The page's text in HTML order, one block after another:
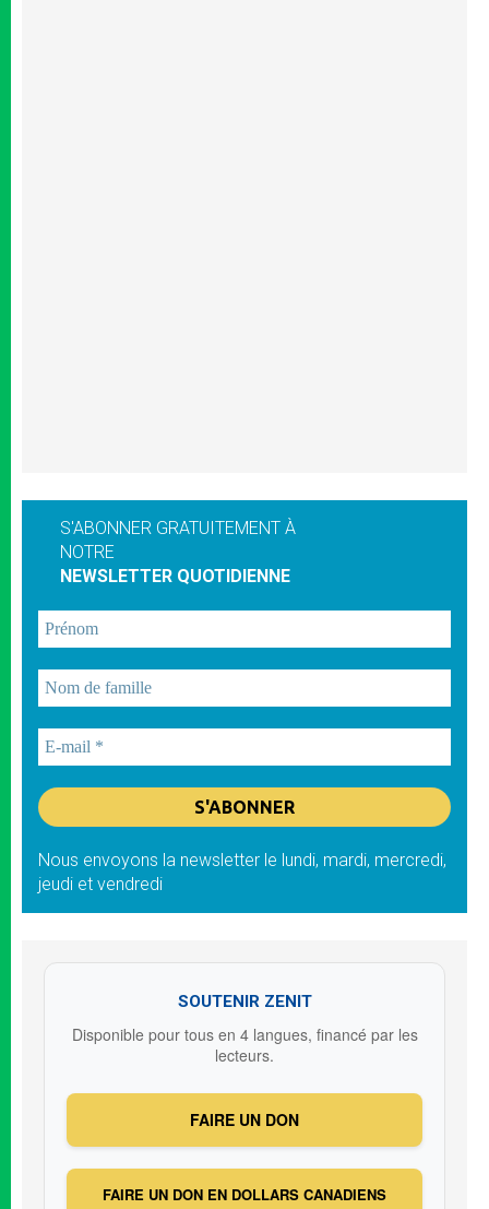
S'ABONNER GRATUITEMENT À
NOTRE
NEWSLETTER QUOTIDIENNE
Nous envoyons la newsletter le lundi, mardi, mercredi,
jeudi et vendredi
SOUTENIR ZENIT
Disponible pour tous en 4 langues, financé par les
lecteurs.
FAIRE UN DON
FAIRE UN DON EN DOLLARS CANADIENS